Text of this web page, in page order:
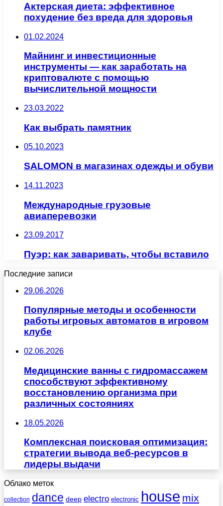
Актерская диета: эффективное
похудение без вреда для здоровья
01.02.2024
Майнинг и инвестиционные
инструменты — как заработать на
криптовалюте с помощью
вычислительной мощности
23.03.2022
Как выбрать памятник
05.10.2023
SALOMON в магазинах одежды и обуви
14.11.2023
Международные грузовые
авиаперевозки
23.09.2017
Пуэр: как заваривать, чтобы вставило
Последние записи
29.06.2026
Популярные методы и особенности
работы игровых автоматов в игровом
клубе
02.06.2026
Медицинские ванны с гидромассажем
способствуют эффективному
восстановлению организма при
различных состояниях
18.05.2026
Комплексная поисковая оптимизация:
стратегии вывода веб-ресурсов в
лидеры выдачи
Облако меток
collection dance deep electro electronic house mix